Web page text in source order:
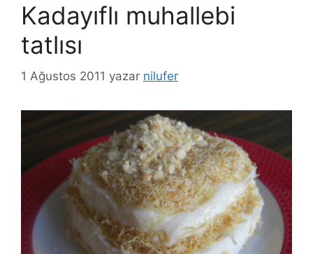
Kadayıflı muhallebi
tatlısı
1 Ağustos 2011 yazar nilufer